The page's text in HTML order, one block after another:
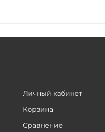
Личный кабинет
Корзина
Сравнение